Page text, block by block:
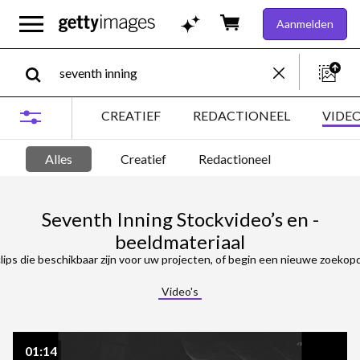
Aanmelden
CREATIEF REDACTIONEEL
Alles Creatief Redactioneel
Seventh Inning Stockvideo’s en -
beeldmateriaal
die beschikbaar zijn voor uw projecten, of begin een nieuwe zoekopdracht om
Video's
01:14